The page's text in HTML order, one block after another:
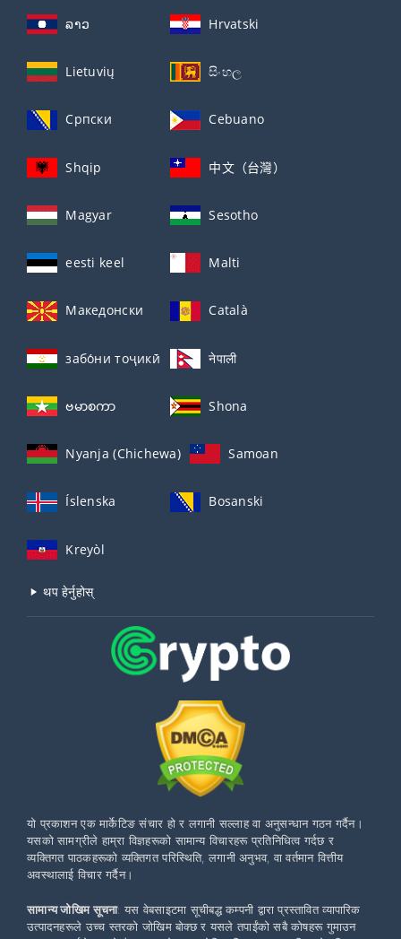
ລາວ Hrvatski
Lietuvių සිංහල
Српски Cebuano
Shqip 中文（台灣）
Magyar Sesotho
eesti keel Malti
Македонски Català
забо́ни тоҷикӣ́ नेपाली
ဗမာစကာ Shona
Nyanja (Chichewa) Samoan
Íslenska Bosanski
Kreyòl
थप हेर्नुहोस्
यो प्रकाशन एक मार्केटिङ संचार हो र लगानी सल्लाह वा अनुसन्धान गठन गर्दैन।
यसको सामग्रीले हाम्रा विज्ञहरूको सामान्य विचारहरू प्रतिनिधित्व गर्दछ र
व्यक्तिगत पाठकहरूको व्यक्तिगत परिस्थिति, लगानी अनुभव, वा वर्तमान वित्तीय
अवस्थालाई विचार गर्दैन।
सामान्य जोखिम सूचना: यस वेबसाइटमा सूचीबद्ध कम्पनी द्वारा प्रस्तावित व्यापारिक
उत्पादनहरूले उच्च स्तरको जोखिम बोक्छ र यसले तपाईंको सबै कोषहरू गुमाउन